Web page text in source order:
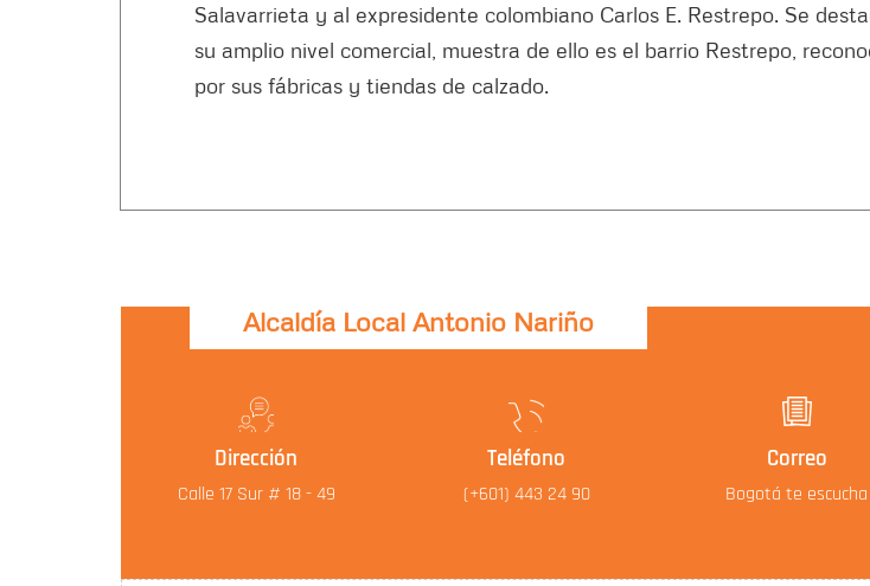
Salavarrieta y al expresidente colombiano Carlos E. Restrepo. Se
su amplio nivel comercial, muestra de ello es el barrio Restrepo,
por sus fábricas y tiendas de calzado.
Alcaldía Local Antonio Nariño
Dirección
Calle 17 Sur # 18 - 49
Teléfono
(+601) 443 24 90
Correo
Bogotá te escucha